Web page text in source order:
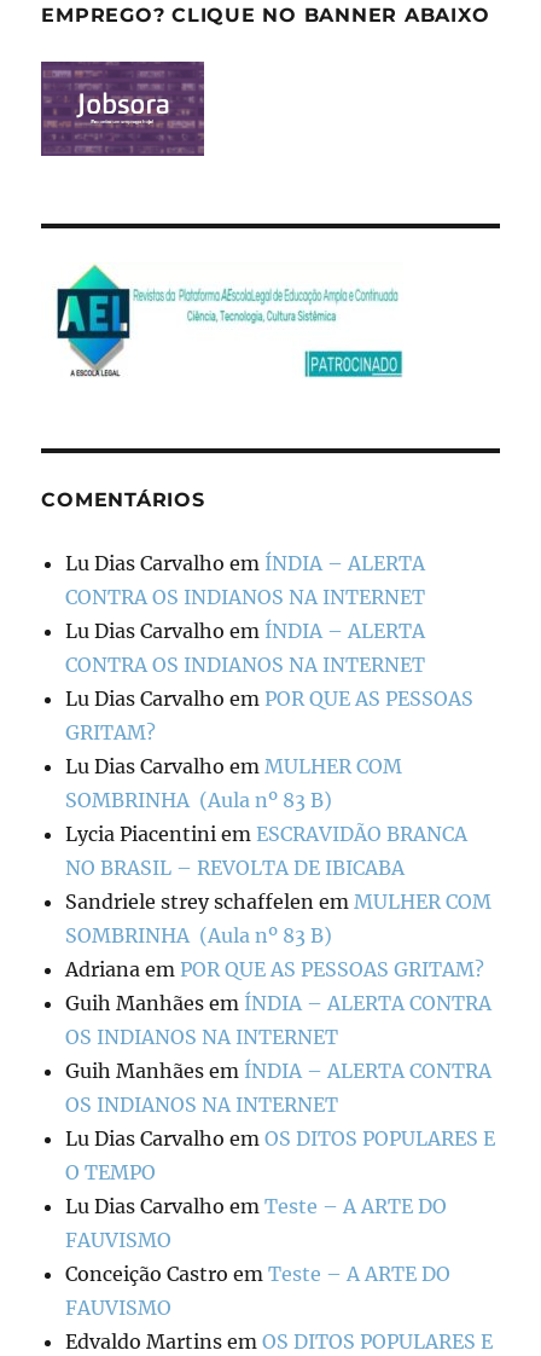
EMPREGO? CLIQUE NO BANNER ABAIXO
COMENTÁRIOS
Lu Dias Carvalho em ÍNDIA – ALERTA
CONTRA OS INDIANOS NA INTERNET
Lu Dias Carvalho em ÍNDIA – ALERTA
CONTRA OS INDIANOS NA INTERNET
Lu Dias Carvalho emPOR QUE AS PESSOAS
GRITAM?
Lu Dias Carvalho emMULHER COM
SOMBRINHA (Aula nº 83 B)
Lycia Piacentini emESCRAVIDÃO BRANCA
NO BRASIL – REVOLTA DE IBICABA
Sandriele strey schaffelen emMULHER COM
SOMBRINHA (Aula nº 83 B)
Adriana emPOR QUE AS PESSOAS GRITAM?
Guih Manhães em ÍNDIA – ALERTA CONTRA
OS INDIANOS NA INTERNET
Guih Manhães em ÍNDIA – ALERTA CONTRA
OS INDIANOS NA INTERNET
Lu Dias Carvalho emOS DITOS POPULARES E
O TEMPO
Lu Dias Carvalho emTeste – A ARTE DO
FAUVISMO
Conceição Castro emTeste – A ARTE DO
FAUVISMO
Edvaldo Martins emOS DITOS POPULARES E